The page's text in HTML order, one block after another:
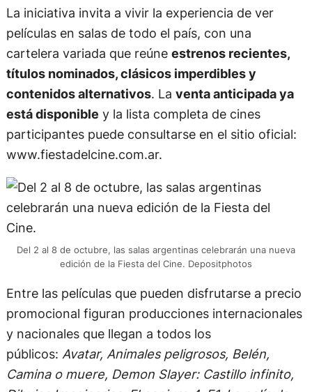
La iniciativa invita a vivir la experiencia de ver
películas en salas de todo el país, con una
cartelera variada que reúne estrenos recientes,
títulos nominados, clásicos imperdibles y
contenidos alternativos. La venta anticipada ya
está disponible y la lista completa de cines
participantes puede consultarse en el sitio oficial:
www.fiestadelcine.com.ar.
Del 2 al 8 de octubre, las salas argentinas celebrarán una nueva
edición de la Fiesta del Cine. Depositphotos
Entre las películas que pueden disfrutarse a precio
promocional figuran producciones internacionales
y nacionales que llegan a todos los
públicos: Avatar, Animales peligrosos, Belén,
Camina o muere, Demon Slayer: Castillo infinito,